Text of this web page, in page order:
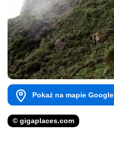
Pokaż na mapie Google
© gigaplaces.com